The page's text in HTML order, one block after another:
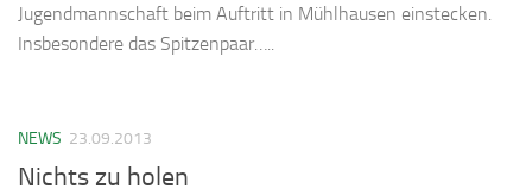
Jugendmannschaft beim Auftritt in Mühlhausen einstecken.
Insbesondere das Spitzenpaar…..
NEWS 23.09.2013
Nichts zu holen